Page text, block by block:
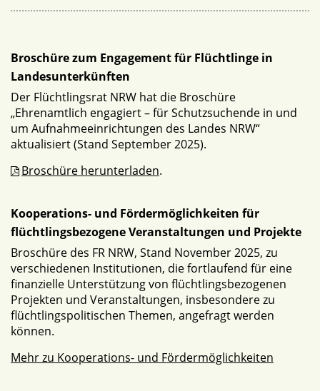
Broschüre zum Engagement für Flüchtlinge in
Landesunterkünften
Der Flüchtlingsrat NRW hat die Broschüre
„Ehrenamtlich engagiert – für Schutzsuchende in und
um Aufnahmeeinrichtungen des Landes NRW“
aktualisiert (Stand September 2025).
Broschüre herunterladen.
Kooperations- und Fördermöglichkeiten für
flüchtlingsbezogene Veranstaltungen und Projekte
Broschüre des FR NRW, Stand November 2025, zu
verschiedenen Institutionen, die fortlaufend für eine
finanzielle Unterstützung von flüchtlingsbezogenen
Projekten und Veranstaltungen, insbesondere zu
flüchtlingspolitischen Themen, angefragt werden
können.
Mehr zu Kooperations- und Fördermöglichkeiten